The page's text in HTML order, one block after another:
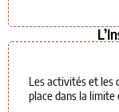
Les activités et les
place dans la limite